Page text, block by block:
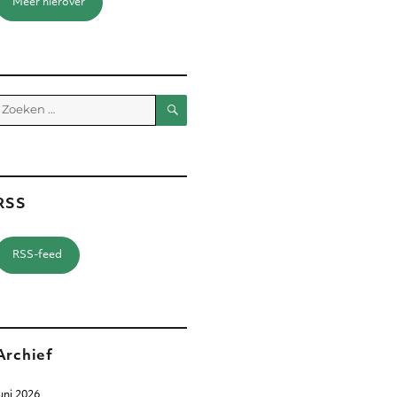
Meer hierover
Zoeken
RSS-feed